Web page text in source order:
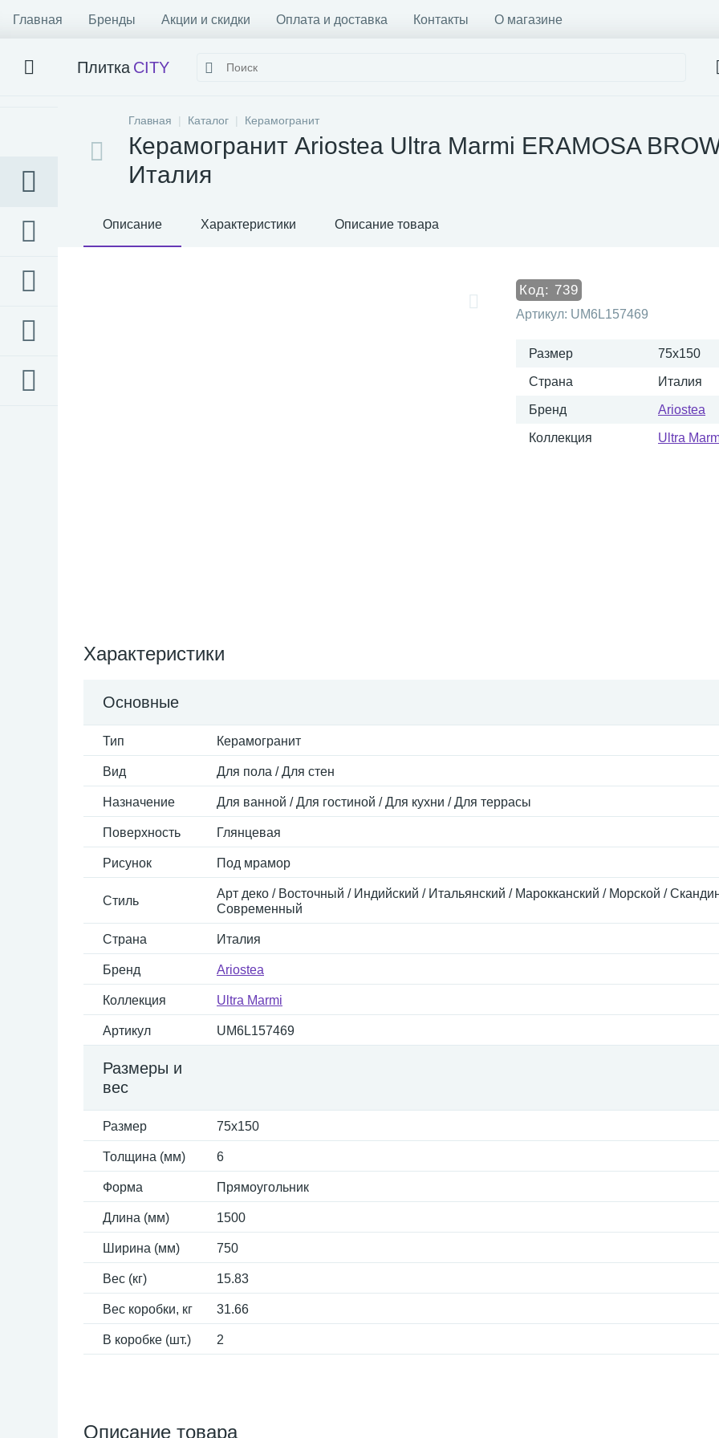
Главная Бренды Акции и скидки Оплата и доставка Контакты О магазине
Плитка CITY
Главная Каталог Керамогранит
Керамогранит Ariostea Ultra Marmi ERAMOSA
Италия
Описание Характеристики Описание товара
Код: 739
Артикул: UM6L157469
Размер 75x150
Страна Италия
Бренд Ariostea
Коллекция Ultra
Характеристики
Основные
Тип Керамогранит
Вид Для пола / Для стен
Назначение Для ванной / Для гостиной / Для кухни / Для террасы
Поверхность Глянцевая
Рисунок Под мрамор
Стиль
Арт деко / Восточный / Индийский / Итальянский / Марокканский / Морской /
Современный
Страна Италия
Бренд Ariostea
Коллекция Ultra Marmi
Артикул UM6L157469
Размеры и
вес
Размер 75x150
Толщина (мм) 6
Форма Прямоугольник
Длина (мм) 1500
Ширина (мм) 750
Вес (кг) 15.83
Вес коробки, кг 31.66
В коробке (шт.) 2
Описание товара